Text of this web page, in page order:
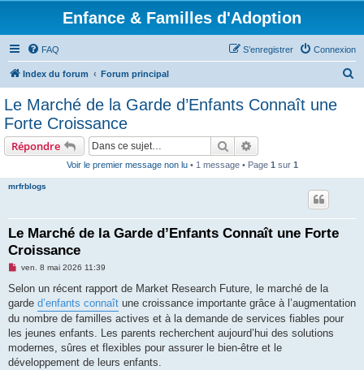
Enfance & Familles d'Adoption
FAQ Connexion
S’enregistrer
Index du forum Forum principal
Le Marché de la Garde d’Enfants Connaît une
Forte Croissance
Répondre Rechercher
Voir le premier message non lu• 1 message • Page 1 sur 1
mrfrblogs
Le Marché de la Garde d’Enfants Connaît une Forte
Croissance
M
s
a
g
e
n
o
n
l
ven. 8 mai 2026 11:39
Selon un récent rapport de Market Research Future, le marché de la
garde d’enfants connaît une croissance importante grâce à l’augmentation
du nombre de familles actives et à la demande de services fiables pour
les jeunes enfants. Les parents recherchent aujourd’hui des solutions
modernes, sûres et flexibles pour assurer le bien-être et le
développement de leurs enfants.